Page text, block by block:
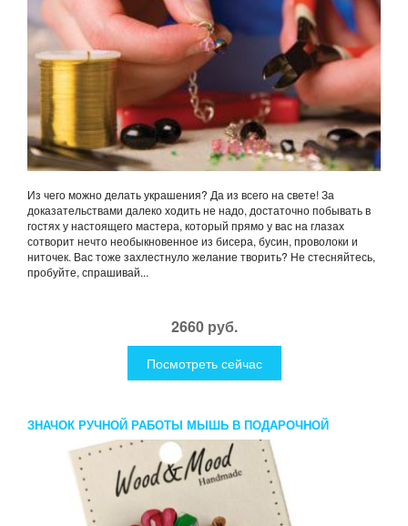
Из чего можно делать украшения? Да из всего на свете! За
доказательствами далеко ходить не надо, достаточно побывать в
гостях у настоящего мастера, который прямо у вас на глазах
сотворит нечто необыкновенное из бисера, бусин, проволоки и
ниточек. Вас тоже захлестнуло желание творить? Не стесняйтесь,
пробуйте, спрашивай...
2660 руб.
Посмотреть сейчас
ЗНАЧОК РУЧНОЙ РАБОТЫ МЫШЬ В ПОДАРОЧНОЙ
КОРОБКЕ